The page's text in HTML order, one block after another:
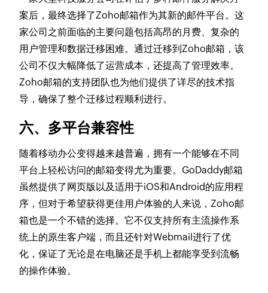
案后，最终选择了Zoho邮箱作为其新的邮件平台。这
家公司之前面临的主要问题包括高昂的月费、复杂的
用户管理和数据迁移困难。通过迁移到Zoho邮箱，该
公司不仅大幅降低了运营成本，还提高了管理效率。
Zoho邮箱的支持团队也为他们提供了详尽的技术指
导，确保了整个迁移过程顺利进行。
六、多平台兼容性
随着移动办公变得越来越普遍，拥有一个能够在不同
平台上轻松访问的邮箱变得尤为重要。GoDaddy邮箱
虽然提供了网页版以及适用于iOS和Android的应用程
序，但对于希望获得更佳用户体验的人来说，Zoho邮
箱也是一个不错的选择。它不仅支持所有主流操作系
统上的原生客户端，而且还针对Webmail进行了优
化，保证了无论是在电脑还是手机上都能享受到流畅
的操作体验。